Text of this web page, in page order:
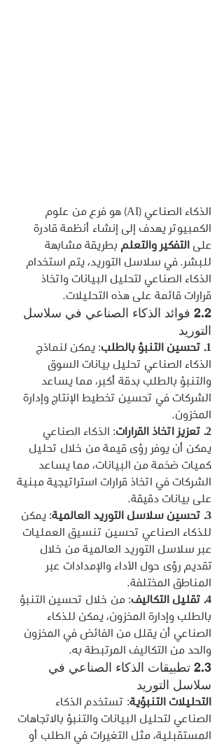
الذكاء الصناعي (AI) هو فرع من علوم
الكمبيوتر يهدف إلى إنشاء أنظمة قادرة
على التفكير والتعلم بطريقة مشابهة
للبشر. في سلاسل التوريد، يتم استخدام
الذكاء الصناعي لتحليل البيانات واتخاذ
قرارات قائمة على هذه التحليلات.
2.2 فوائد الذكاء الصناعي في سلاسل
التوريد
1. تحسين التنبؤ بالطلب
: يمكن لنماذج
الذكاء الصناعي تحليل بيانات السوق
والتنبؤ بالطلب بدقة أكبر، مما يساعد
الشركات في تحسين تخطيط الإنتاج وإدارة
المخزون.
2. تعزيز اتخاذ القرارات
: الذكاء الصناعي
يمكن أن يوفر رؤى قيمة من خلال تحليل
كميات ضخمة من البيانات، مما يساعد
الشركات في اتخاذ قرارات استراتيجية مبنية
على بيانات دقيقة.
3. تحسين سلاسل التوريد العالمية
: يمكن
للذكاء الصناعي تحسين تنسيق العمليات
عبر سلاسل التوريد العالمية من خلال
تقديم رؤى حول الأداء والإمدادات عبر
المناطق المختلفة.
4. تقليل التكاليف
: من خلال تحسين التنبؤ
بالطلب وإدارة المخزون، يمكن للذكاء
الصناعي أن يقلل من الفائض في المخزون
والحد من التكاليف المرتبطة به.
2.3 تطبيقات الذكاء الصناعي في
سلاسل التوريد
التحليلات التنبؤية: تستخدم الذكاء
الصناعي لتحليل البيانات والتنبؤ بالاتجاهات
المستقبلية، مثل التغيرات في الطلب أو